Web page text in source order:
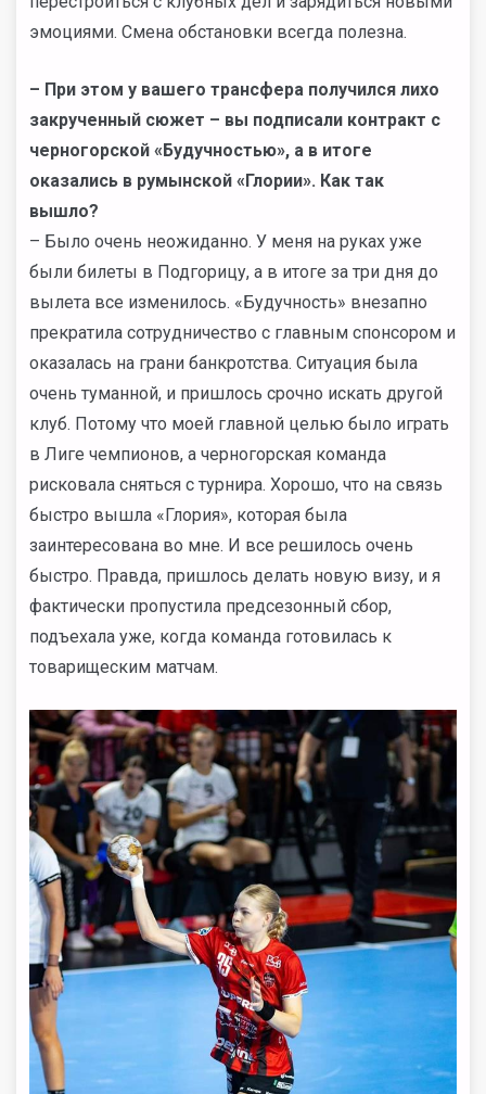
эмоциями. Смена обстановки всегда полезна.
– При этом у вашего трансфера получился лихо
закрученный сюжет – вы подписали контракт с
черногорской «Будучностью», а в итоге
оказались в румынской «Глории». Как так
вышло?
– Было очень неожиданно. У меня на руках уже
были билеты в Подгорицу, а в итоге за три дня до
вылета все изменилось. «Будучность» внезапно
прекратила сотрудничество с главным спонсором и
оказалась на грани банкротства. Ситуация была
очень туманной, и пришлось срочно искать другой
клуб. Потому что моей главной целью было играть
в Лиге чемпионов, а черногорская команда
рисковала сняться с турнира. Хорошо, что на связь
быстро вышла «Глория», которая была
заинтересована во мне. И все решилось очень
быстро. Правда, пришлось делать новую визу, и я
фактически пропустила предсезонный сбор,
подъехала уже, когда команда готовилась к
товарищеским матчам.